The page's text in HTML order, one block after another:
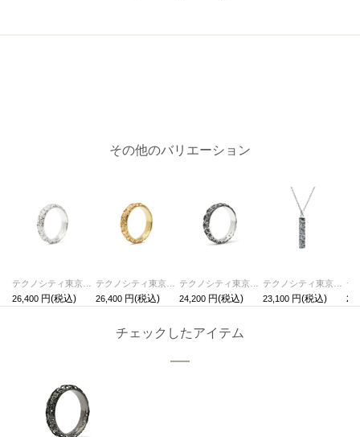
その他のバリエーション
26,400
26,400
24,200
23,100
チェックしたアイテム